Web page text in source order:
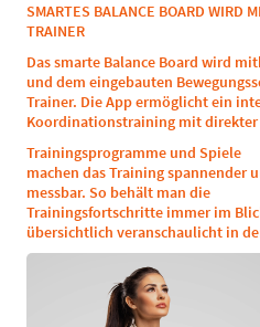
SMARTES BALANCE BOARD WIRD
TRAINER
Das smarte Balance Board wird
und dem eingebauten
Trainer. Die App ermöglicht ein
Koordinationstraining mit
Trainingsprogramme und Spiele
machen das Training spannender
messbar. So behält man die
Trainingsfortschritte immer im
übersichtlich veranschaulicht in